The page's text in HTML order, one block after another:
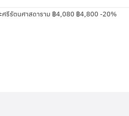
ศรีรัตนศาสดาราม ฿4,080 ฿4,800 -20%